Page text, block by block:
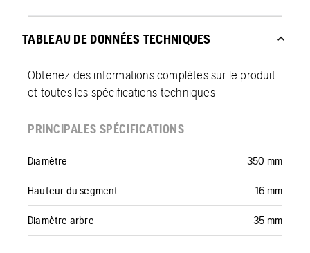
TABLEAU DE DONNÉES TECHNIQUES
Obtenez des informations complètes sur le produit
et toutes les spécifications techniques
PRINCIPALES SPÉCIFICATIONS
Diamètre 350 mm
Hauteur du segment 16 mm
Diamètre arbre 35 mm